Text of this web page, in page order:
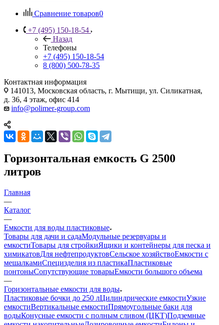
Сравнение товаров0
+7 (495) 150-18-54
Назад
Телефоны
+7 (495) 150-18-54
8 (800) 500-78-35
Контактная информация
141013, Московская область, г. Мытищи, ул. Силикатная,
д. 36, 4 этаж, офис 414
info@polimer-group.com
Горизонтальная емкость G 2500
литров
Главная
—
Каталог
—
Емкости для воды пластиковые
Товары для дачи и садаМодульные резервуары и
емкостиТовары для стройкиЯщики и контейнеры для песка и
химикатовДля нефтепродуктовСельское хозяйствоЕмкости с
мешалкамиСпецизделия из пластикаПластиковые
понтоныСопутствующие товарыЕмкости большого объема
—
Горизонтальные емкости для воды
Пластиковые бочки до 250 лЦилиндрические емкостиУзкие
емкостиВертикальные емкостиПрямоугольные баки для
водыКонусные емкости с полным сливом (ЦКТ)Подземные